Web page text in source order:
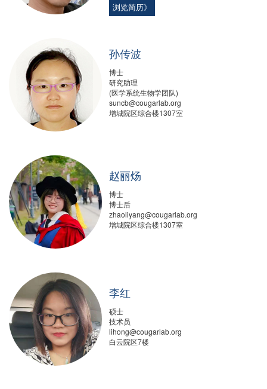
浏览简历》
孙传波
博士
研究助理
(医学系统生物学团队)
suncb@cougarlab.org‍
增城院区综合楼1307室
赵丽炀
博士
博士后
zhaoliyang@cougarlab.org‍
增城院区综合楼1307室
李红
硕士
技术员
lihong@cougarlab.org
白云院区7楼